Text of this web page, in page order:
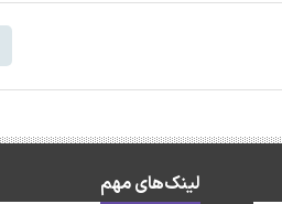
لینک‌های مهم